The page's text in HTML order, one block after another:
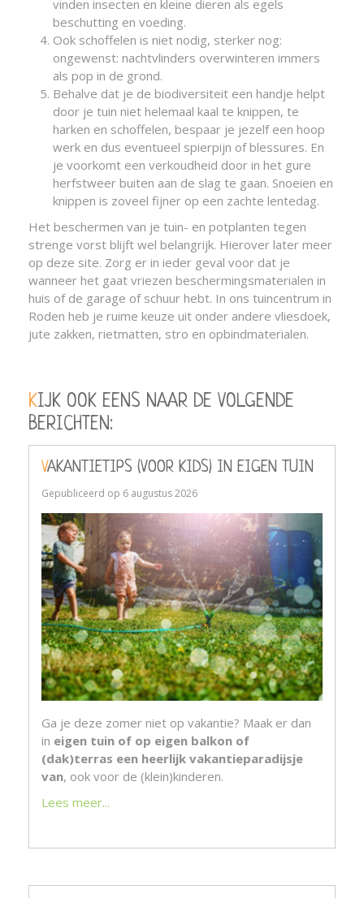
vinden insecten en kleine dieren als egels
beschutting en voeding.
Ook schoffelen is niet nodig, sterker nog:
ongewenst: nachtvlinders overwinteren immers
als pop in de grond.
Behalve dat je de biodiversiteit een handje helpt
door je tuin niet helemaal kaal te knippen, te
harken en schoffelen, bespaar je jezelf een hoop
werk en dus eventueel spierpijn of blessures. En
je voorkomt een verkoudheid door in het gure
herfstweer buiten aan de slag te gaan. Snoeien en
knippen is zoveel fijner op een zachte lentedag.
Het beschermen van je tuin- en potplanten tegen
strenge vorst blijft wel belangrijk. Hierover later meer
op deze site. Zorg er in ieder geval voor dat je
wanneer het gaat vriezen beschermingsmaterialen in
huis of de garage of schuur hebt. In ons tuincentrum in
Roden heb je ruime keuze uit onder andere vliesdoek,
jute zakken, rietmatten, stro en opbindmaterialen.
KIJK OOK EENS NAAR DE VOLGENDE
BERICHTEN:
VAKANTIETIPS (VOOR KIDS) IN EIGEN TUIN
Gepubliceerd op 6 augustus 2026
Ga je deze zomer niet op vakantie? Maak er dan
in eigen tuin of op eigen balkon of
(dak)terras een heerlijk vakantieparadijsje
van, ook voor de (klein)kinderen.
Lees meer...